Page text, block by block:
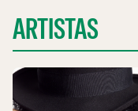
ARTISTAS